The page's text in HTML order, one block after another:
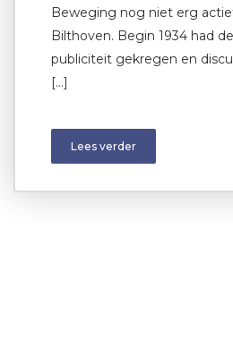
Beweging nog niet erg
Bilthoven. Begin 1934 had
publiciteit gekregen en
[…]
Lees verder